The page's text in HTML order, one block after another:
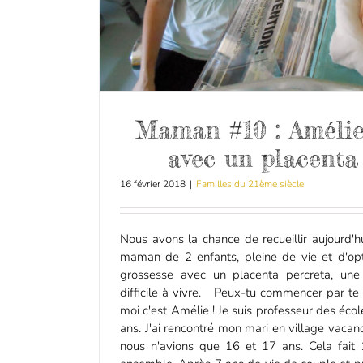
Maman #10 :
avec un
16 février 2018 | Familles du 21ème siècle
Nous avons la chance de recueillir
maman de 2 enfants, pleine de vie et
grossesse avec un placenta percreta,
difficile à vivre. Peux-tu commencer par te
moi c'est Amélie ! Je suis professeur des
ans. J'ai rencontré mon mari en village
nous n'avions que 16 et 17 ans. Cela fait